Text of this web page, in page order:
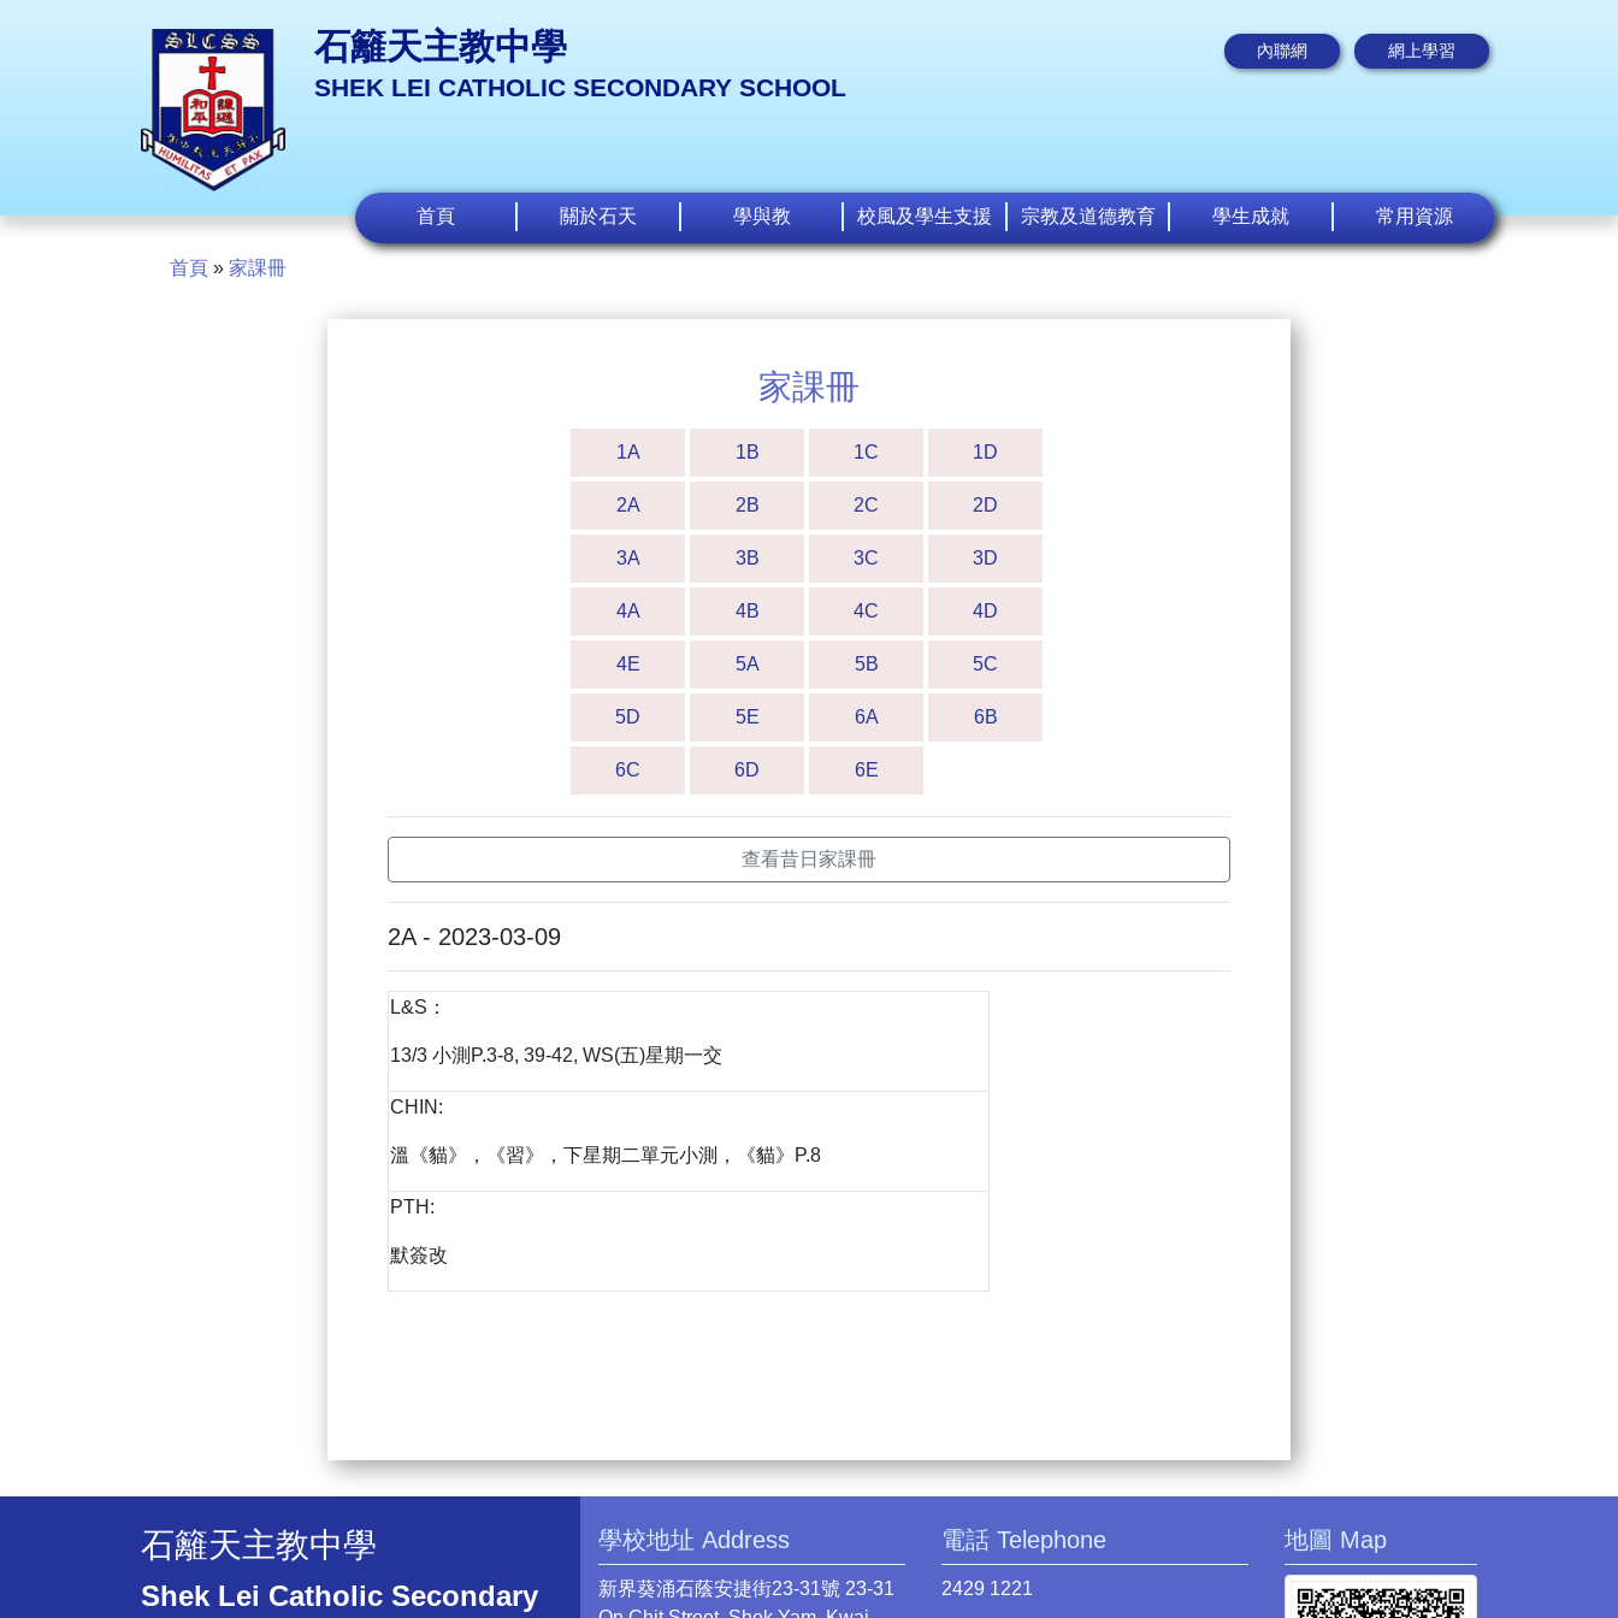
石籬天主教中學
SHEK LEI CATHOLIC SECONDARY SCHOOL
內聯網 網上學習
首頁 關於石天 學與教 校風及學生支援 宗教及道德教育 學生成就 常用資源
首頁 » 家課冊
家課冊
1A 1B 1C 1D
2A 2B 2C 2D
3A 3B 3C 3D
4A 4B 4C 4D
4E 5A 5B 5C
5D 5E 6A 6B
6C 6D 6E
查看昔日家課冊
2A - 2023-03-09
L&S：
13/3 小測P.3-8, 39-42, WS(五)星期一交
CHIN:
溫《貓》，《習》，下星期二單元小測，《貓》P.8
PTH:
默簽改
石籬天主教中學
Shek Lei Catholic Secondary
學校地址 Address
新界葵涌石蔭安捷街23-31號 23-31
電話 Telephone
2429 1221
地圖 Map